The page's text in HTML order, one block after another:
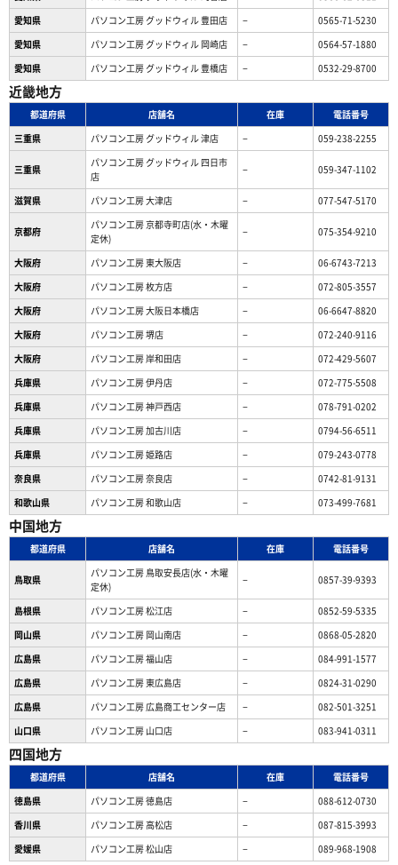
愛知県
パソコン工房 グッドウィル 豊田店 −
0565-71-5230
愛知県
パソコン工房 グッドウィル 岡崎店 −
0564-57-1880
愛知県
パソコン工房 グッドウィル 豊橋店 − 0532-29-8700
近畿地方
都道府県 店舗名 在庫
電話番号
三重県
パソコン工房 グッドウィル 津店 − 059-238-2255
三重県
パソコン工房 グッドウィル 四日市
店
− 059-347-1102
滋賀県 パソコン工房 大津店 − 077-547-5170
京都府
パソコン工房 京都寺町店(水・木曜
定休)
− 075-354-9210
大阪府 パソコン工房 東大阪店 −
06-6743-7213
大阪府
パソコン工房 枚方店 −
072-805-3557
大阪府
パソコン工房 大阪日本橋店 −
06-6647-8820
大阪府
パソコン工房 堺店 −
072-240-9116
大阪府
パソコン工房 岸和田店 −
072-429-5607
兵庫県
パソコン工房 伊丹店 −
072-775-5508
兵庫県
パソコン工房 神戸西店 −
078-791-0202
兵庫県
パソコン工房 加古川店 −
0794-56-6511
兵庫県
パソコン工房 姫路店 −
079-243-0778
奈良県
パソコン工房 奈良店 −
0742-81-9131
和歌山県
パソコン工房 和歌山店 − 073-499-7681
中国地方
都道府県 店舗名 在庫 電話番号
鳥取県
パソコン工房 鳥取安長店(水・木曜
定休)
− 0857-39-9393
島根県 パソコン工房 松江店 −
0852-59-5335
岡山県
パソコン工房 岡山南店 −
0868-05-2820
広島県
パソコン工房 福山店 −
084-991-1577
広島県
パソコン工房 東広島店 −
0824-31-0290
広島県
パソコン工房 広島商工センター店 −
082-501-3251
山口県
パソコン工房 山口店 − 083-941-0311
四国地方
都道府県 店舗名 在庫
電話番号
徳島県
パソコン工房 徳島店 −
088-612-0730
香川県
パソコン工房 高松店 −
087-815-3993
愛媛県
パソコン工房 松山店 − 089-968-1908